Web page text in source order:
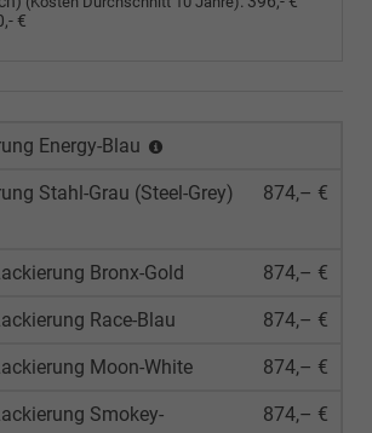
€
Energy-Blau
Stahl-Grau (Steel-Grey) 874,– €
Bronx-Gold 874,– €
Race-Blau 874,– €
Moon-White 874,– €
Smokey-
874,– €